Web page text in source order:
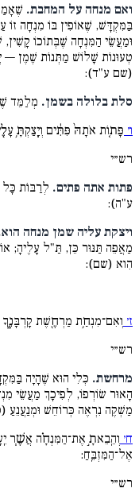
ואם מנחה על המחבת.
בַּמִּקְדָּשׁ, שֶׁאוֹפִין בּוֹ מִנְחָה זוֹ
וּמַעֲשֵׂי הַמִּנְחָה שֶׁבְּתוֹכוֹ
טְעוּנוֹת שָׁלוֹשׁ מַתְּנוֹת שֶׁמֶן —
(שם ע"ד):
סלת בלולה בשמן. מְלַמֵּד
ו׳ פָּת֤וֹת אֹתָהּ֙ פִּתִּ֔ים וְיָֽצַקְתָּ֥
רש״י
פתות אתה פתים. לְרַבּוֹת
ע"ה):
ויצקת עליה שמן מנחה
מַאֲפֵה תַּנּוּר כֵּן, תַּ"ל עָלֶיהָ;
הִוא (שם):
ז׳ וְאִם־מִנְחַ֥ת מַרְחֶ֖שֶׁת
רש״י
מרחשת. כְּלִי הוּא שֶׁהָיָה
הָאוּר שׂוֹרְפוֹ, לְפִיכָךְ מַעֲשֵׂי
מַשְׁקֶה נִרְאֶה כְּרוֹחֵשׁ וּמְנַעֲנֵעַ
ח׳ וְהֵֽבֵאתָ֣ אֶת־הַמִּנְחָ֗ה אֲשֶׁ֧ר
אֶל־הַמִּזְבֵּֽחַ:
רש״י